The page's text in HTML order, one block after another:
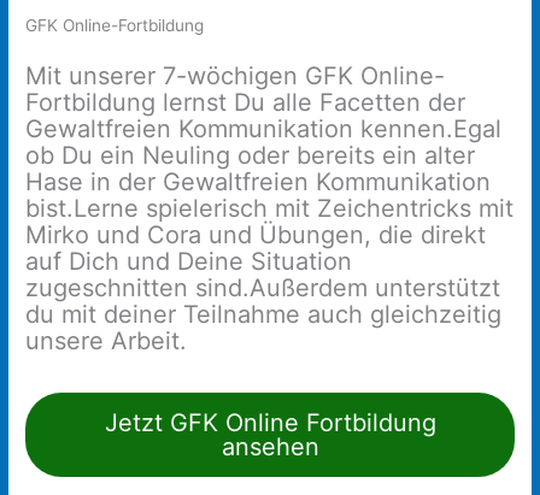
GFK Online-Fortbildung
Mit unserer 7-wöchigen GFK Online-
Fortbildung lernst Du alle Facetten der
Gewaltfreien Kommunikation kennen.Egal
ob Du ein Neuling oder bereits ein alter
Hase in der Gewaltfreien Kommunikation
bist.Lerne spielerisch mit Zeichentricks mit
Mirko und Cora und Übungen, die direkt
auf Dich und Deine Situation
zugeschnitten sind.Außerdem unterstützt
du mit deiner Teilnahme auch gleichzeitig
unsere Arbeit.
Jetzt GFK Online Fortbildung
ansehen